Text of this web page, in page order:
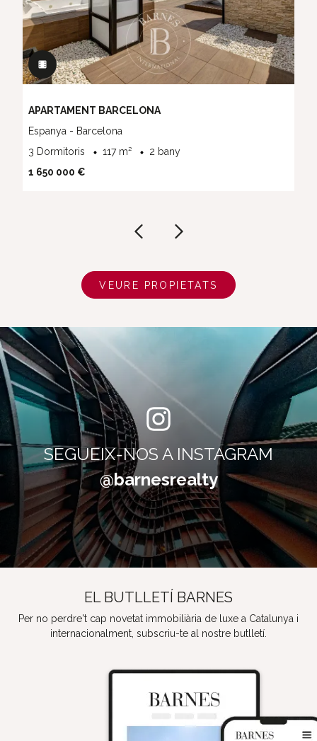
APARTAMENT BARCELONA
Espanya - Barcelona
3 Dormitoris
117 m²
2 bany
1 650 000 €
VEURE PROPIETATS
SEGUEIX-NOS A INSTAGRAM
@barnesrealty
EL BUTLLETÍ BARNES
Per no perdre't cap novetat immobiliària de luxe a Catalunya i
internacionalment, subscriu-te al nostre butlletí.